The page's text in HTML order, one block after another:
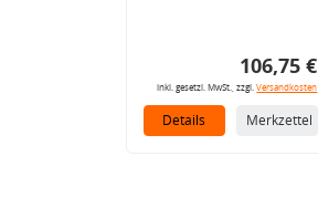
106,75 €
inkl. gesetzl. MwSt., zzgl.Versandkosten
Details Merkzettel